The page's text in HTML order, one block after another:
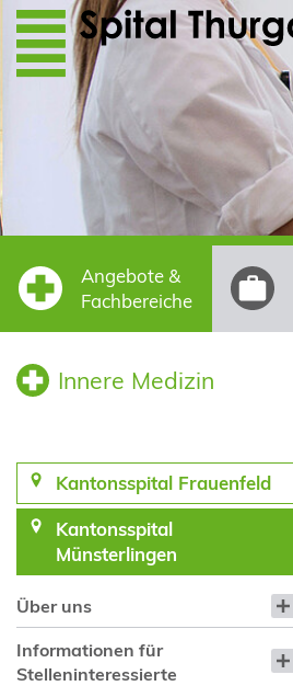
Direkt zum Inhalt
Angebote &
Fachbereiche
Innere Medizin
Kantonsspital Frauenfeld
Kantonsspital
Münsterlingen
Über uns
Informationen für
Stelleninteressierte